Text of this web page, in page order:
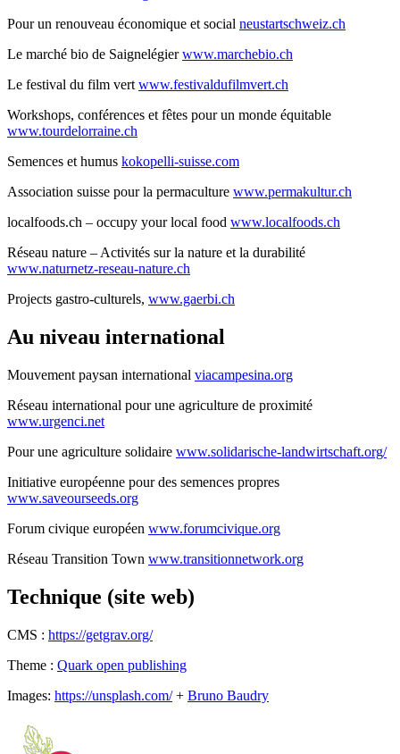
Pour un renouveau économique et social neustartschweiz.ch
Le marché bio de Saignelégierwww.marchebio.ch
Le festival du film vert www.festivaldufilmvert.ch
Workshops, conférences et fêtes pour un monde équitable
www.tourdelorraine.ch
Semences et humus kokopelli-suisse.com
Association suisse pour la permaculture www.permakultur.ch
localfoods.ch – occupy your local food www.localfoods.ch
Réseau nature – Activités sur la nature et la durabilité
www.naturnetz-reseau-nature.ch
Projects gastro-culturels, www.gaerbi.ch
Au niveau international
Mouvement paysan international viacampesina.org
Réseau international pour une agriculture de proximité
www.urgenci.net
Pour une agriculture solidaire www.solidarische-landwirtschaft.org/
Initiative européenne pour des semences propres
www.saveourseeds.org
Forum civique européen www.forumcivique.org
Réseau Transition Town www.transitionnetwork.org
Technique (site web)
CMS : https://getgrav.org/
Theme : Quark open publishing
Images: https://unsplash.com/+ Bruno Baudry